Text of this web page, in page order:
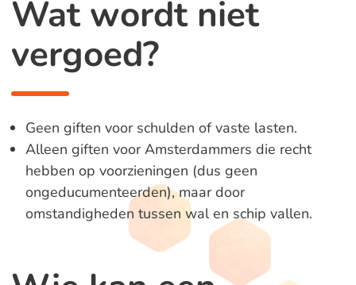
Wat wordt niet
vergoed?
Geen giften voor schulden of vaste lasten.
Alleen giften voor Amsterdammers die recht
hebben op voorzieningen (dus geen
ongeducumenteerden), maar door
omstandigheden tussen wal en schip vallen.